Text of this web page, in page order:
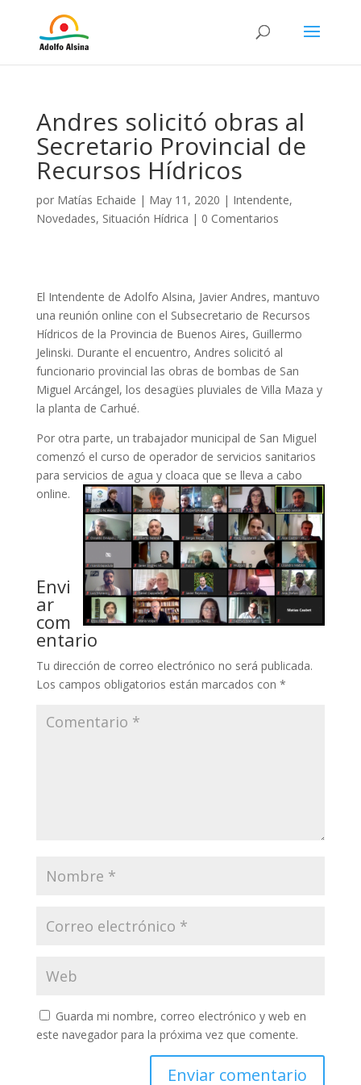
Andres solicitó obras al
Secretario Provincial de
Recursos Hídricos
por Matías Echaide | May 11, 2020 | Intendente,
Novedades, Situación Hídrica | 0 Comentarios
El Intendente de Adolfo Alsina, Javier Andres, mantuvo
una reunión online con el Subsecretario de Recursos
Hídricos de la Provincia de Buenos Aires, Guillermo
Jelinski. Durante el encuentro, Andres solicitó al
funcionario provincial las obras de bombas de San
Miguel Arcángel, los desagües pluviales de Villa Maza y
la planta de Carhué.
Por otra parte, un trabajador municipal de San Miguel
comenzó el curso de operador de servicios sanitarios
para servicios de agua y cloaca que se lleva a cabo
online.
Envi
ar
com
entario
Tu dirección de correo electrónico no será publicada.
Los campos obligatorios están marcados con *
Guarda mi nombre, correo electrónico y web en
este navegador para la próxima vez que comente.